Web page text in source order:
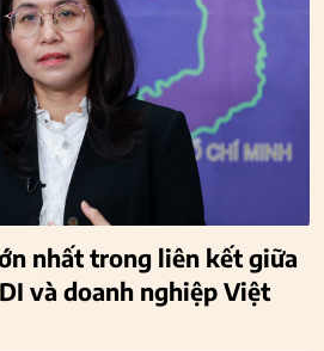
nhất trong liên kết giữa
và doanh nghiệp Việt